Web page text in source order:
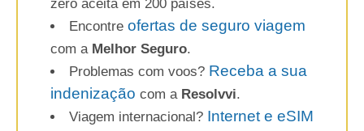
zero aceita em 200 países.
Encontre ofertas de seguro viagem
com a Melhor Seguro.
Problemas com voos? Receba a sua
indenização com a Resolvvi.
Viagem internacional? Internet e eSIM